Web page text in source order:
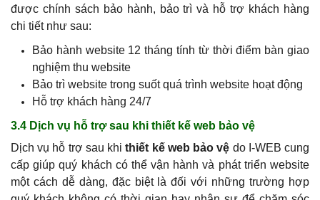
được chính sách bảo hành, bảo trì và hỗ trợ khách hàng
chi tiết như sau:
Bảo hành website 12 tháng tính từ thời điểm bàn giao
nghiệm thu website
Bảo trì website trong suốt quá trình website hoạt động
Hỗ trợ khách hàng 24/7
3.4 Dịch vụ hỗ trợ sau khi thiết kế web bảo vệ
Dịch vụ hỗ trợ sau khithiết kế web bảo vệ do I-WEB cung
cấp giúp quý khách có thể vận hành và phát triển website
một cách dễ dàng, đặc biệt là đối với những trường hợp